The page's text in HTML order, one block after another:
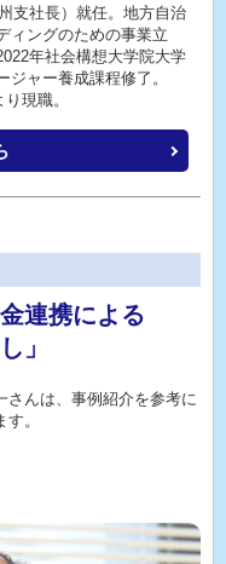
支社長）就任。地方自治
ィングのための事業立
年社会構想大学院大学
ャー養成課程修了。
現職。
連携による
」
んは、事例紹介を参考に
。